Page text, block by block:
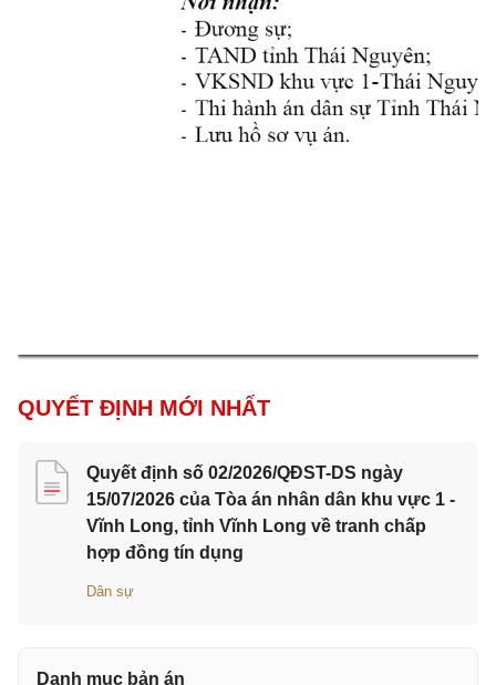
QUYẾT ĐỊNH MỚI NHẤT
Quyết định số 02/2026/QĐST-DS ngày
15/07/2026 của Tòa án nhân dân khu vực 1 -
Vĩnh Long, tỉnh Vĩnh Long về tranh chấp
hợp đồng tín dụng
Dân sự
Danh mục bản án